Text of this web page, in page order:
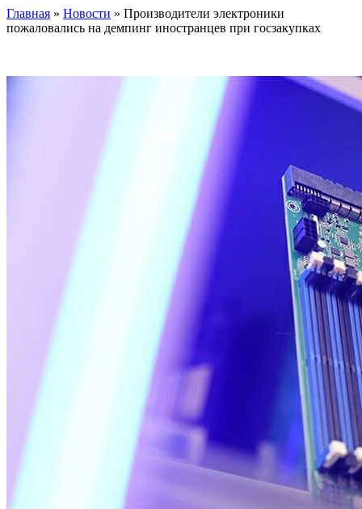
Главная » Новости » Производители электроники
пожаловались на демпинг иностранцев при госзакупках